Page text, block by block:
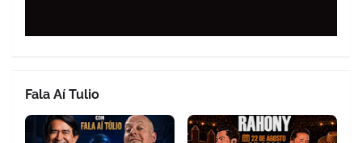
Fala Aí Tulio